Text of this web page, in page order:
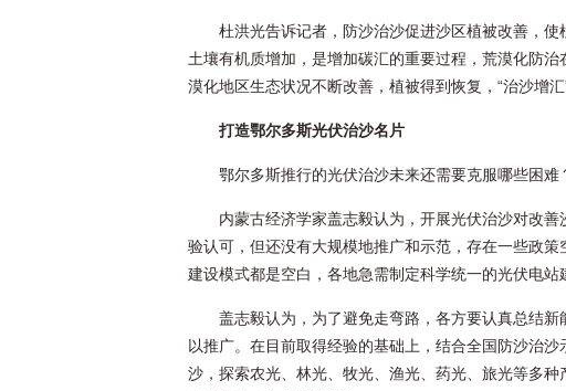
杜洪光告诉记者，防沙治沙促进沙区植被改善，
土壤有机质增加，是增加碳汇的重要过程，荒漠化防
漠化地区生态状况不断改善，植被得到恢复，“治沙增汇
打造鄂尔多斯光伏治沙名片
鄂尔多斯推行的光伏治沙未来还需要克服哪些困难
内蒙古经济学家盖志毅认为，开展光伏治沙对改
验认可，但还没有大规模地推广和示范，存在一些政策
建设模式都是空白，各地急需制定科学统一的光伏电站
盖志毅认为，为了避免走弯路，各方要认真总结
以推广。在目前取得经验的基础上，结合全国防沙治
沙，探索农光、林光、牧光、渔光、药光、旅光等多